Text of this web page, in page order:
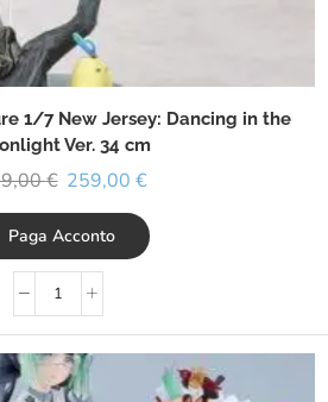
1/7 New Jersey: Dancing in the
Ver. 34 cm
€ 259,00 €
Paga Acconto